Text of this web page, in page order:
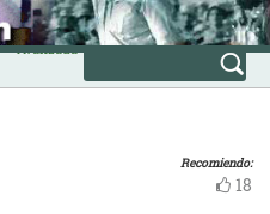
Avanzada
Recomiendo:
18